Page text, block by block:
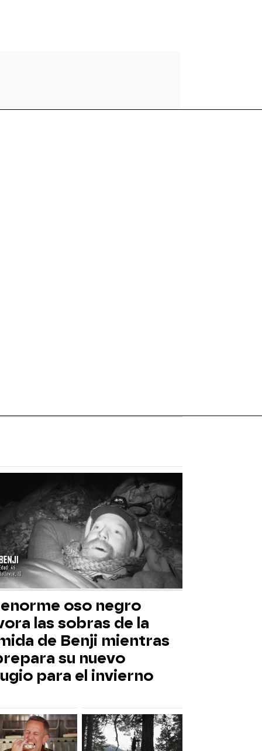
oso negro
las sobras de la
de Benji mientras
su nuevo
para el invierno